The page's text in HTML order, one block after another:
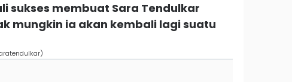
sukses membuat Sara Tendulkar
mungkin ia akan kembali lagi suatu